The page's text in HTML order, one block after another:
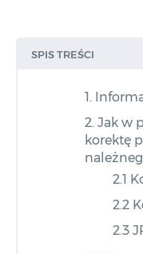
SPIS TREŚCI
1.
2. Jak w
korektę
2.1
2.2
2.3